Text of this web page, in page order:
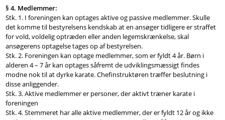
§ 4. Medlemmer:
Stk. 1. I foreningen kan optages aktive og passive medlemmer. Skulle
det komme til bestyrelsens kendskab at en ansøger tidligere er straffet
for vold, voldelig optræden eller anden legemskrænkelse, skal
ansøgerens optagelse tages op af bestyrelsen.
Stk. 2. Foreningen kan optage medlemmer, som er fyldt 4 år. Børn i
alderen 4 – 7 år kan optages såfremt de udviklingsmæssigt findes
modne nok til at dyrke karate. Chefinstruktøren træffer beslutning i
disse anliggender.
Stk. 3. Aktive medlemmer er personer, der aktivt træner karate i
foreningen
Stk. 4. Stemmeret har alle aktive medlemmer, der er fyldt 12 år og ikke